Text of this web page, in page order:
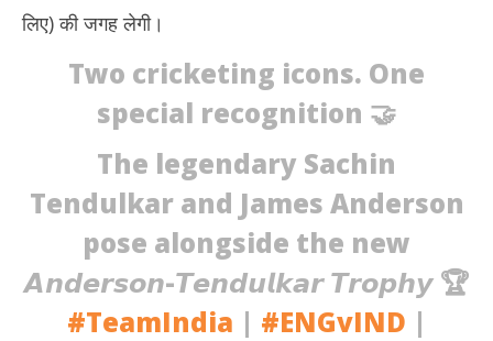
लिए) की जगह लेगी।
Two cricketing icons. One
special recognition 🤝
The legendary Sachin
Tendulkar and James Anderson
pose alongside the new
𝘼𝙣𝙙𝙚𝙧𝙨𝙤𝙣-𝙏𝙚𝙣𝙙𝙪𝙡𝙠𝙖𝙧 𝙏𝙧𝙤𝙥𝙝𝙮 🏆
#TeamIndia | #ENGvIND |